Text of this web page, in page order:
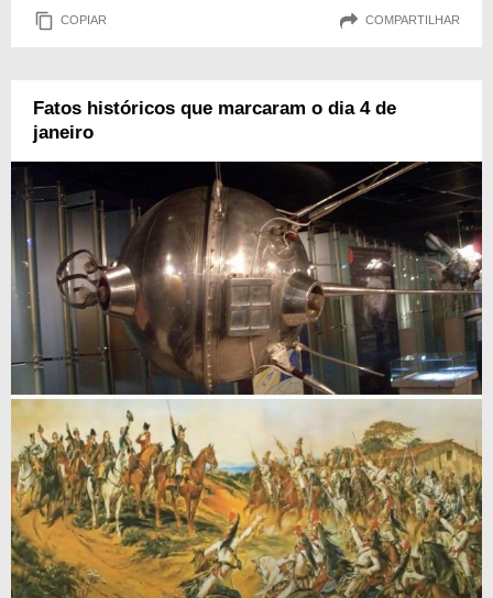
COPIAR COMPARTILHAR
Fatos históricos que marcaram o dia 4 de
janeiro